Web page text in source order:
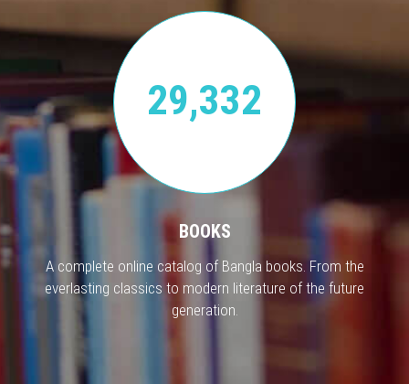
29,332
BOOKS
A complete online catalog of Bangla books. From the
everlasting classics to modern literature of the future
generation.